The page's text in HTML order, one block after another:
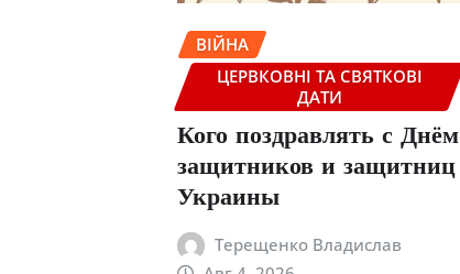
ВІЙНА
ЦЕРВКОВНІ ТА СВЯТКОВІ
ДАТИ
Кого поздравлять с Днём
защитников и защитниц
Украины
Терещенко Владислав